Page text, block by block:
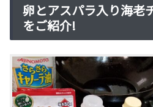
卵とアスパラ入り海老
をご紹介!